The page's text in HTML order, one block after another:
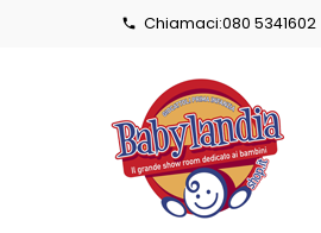
 Chiamaci:080 5341602